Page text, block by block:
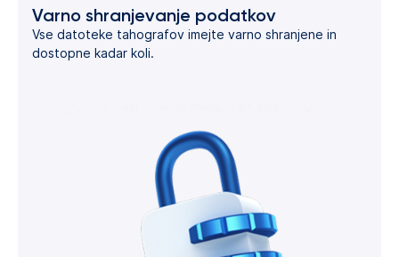
Varno shranjevanje podatkov
Vse datoteke tahografov imejte varno shranjene in
dostopne kadar koli.